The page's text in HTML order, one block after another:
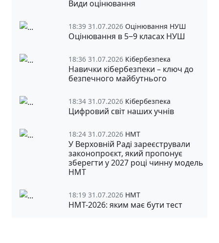
Види оцінювання
18:39 31.07.2026 Оцінювання НУШ
Оцінювання в 5‒9 класах НУШ
18:36 31.07.2026 Кібербезпека
Навички кібербезпеки – ключ до
безпечного майбутнього
18:34 31.07.2026 Кібербезпека
Цифровий світ наших учнів
18:24 31.07.2026 НМТ
У Верховній Раді зареєстрували
законопроєкт, який пропонує
зберегти у 2027 році чинну модель
НМТ
18:19 31.07.2026 НМТ
НМТ-2026: яким має бути тест